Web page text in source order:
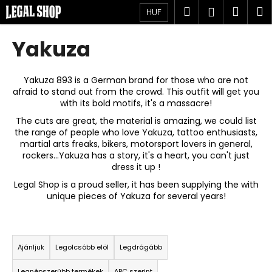
Ugrás
fő
tartalomhoz
HUF Keresés
Yakuza
Yakuza 893 is a German brand for those who are not
afraid to stand out from the crowd. This outfit will get you
with its bold motifs, it's a massacre!
The cuts are great, the material is amazing, we could list
the range of people who love Yakuza, tattoo enthusiasts,
martial arts freaks, bikers, motorsport lovers in general,
rockers...Yakuza has a story, it's a heart, you can't just
dress it up !
Legal Shop is a proud seller, it has been supplying the with
unique pieces of Yakuza for several years!
T
e
r
Ajánljuk Legolcsóbb elöl Legdrágább
K
o
t
k
e
s
?
KERESÉS